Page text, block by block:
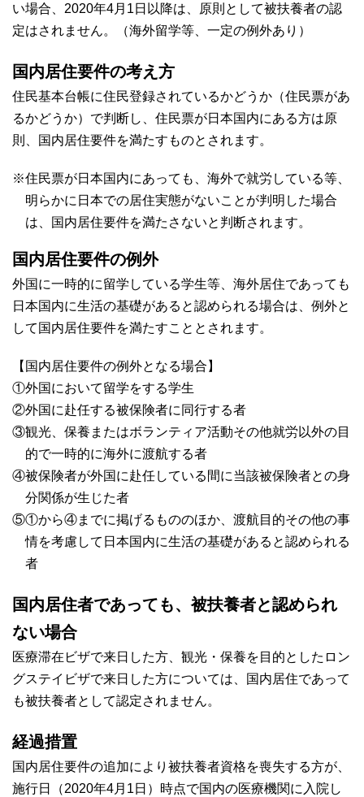
い場合、2020年4月1日以降は、原則として被扶養者の認
定はされません。（海外留学等、一定の例外あり）
国内居住要件の考え方
住民基本台帳に住民登録されているかどうか（住民票があ
るかどうか）で判断し、住民票が日本国内にある方は原
則、国内居住要件を満たすものとされます。
※住民票が日本国内にあっても、海外で就労している等、
明らかに日本での居住実態がないことが判明した場合
は、国内居住要件を満たさないと判断されます。
国内居住要件の例外
外国に一時的に留学している学生等、海外居住であっても
日本国内に生活の基礎があると認められる場合は、例外と
して国内居住要件を満たすこととされます。
【国内居住要件の例外となる場合】
①外国において留学をする学生
②外国に赴任する被保険者に同行する者
③観光、保養またはボランティア活動その他就労以外の目
的で一時的に海外に渡航する者
④被保険者が外国に赴任している間に当該被保険者との身
分関係が生じた者
⑤①から④までに掲げるもののほか、渡航目的その他の事
情を考慮して日本国内に生活の基礎があると認められる
者
国内居住者であっても、被扶養者と認められ
ない場合
医療滞在ビザで来日した方、観光・保養を目的としたロン
グステイビザで来日した方については、国内居住であって
も被扶養者として認定されません。
経過措置
国内居住要件の追加により被扶養者資格を喪失する方が、
施行日（2020年4月1日）時点で国内の医療機関に入院し